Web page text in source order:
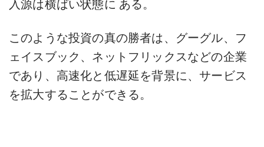
このような投資の真の勝者は、グーグル、フ
ェイスブック、ネットフリックスなどの企業
であり、高速化と低遅延を背景に、サービス
を拡大することができる。